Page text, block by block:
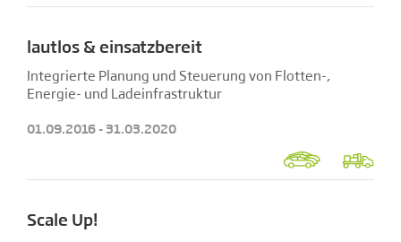
lautlos & einsatzbereit
Integrierte Planung und Steuerung von Flotten-,
Energie- und Ladeinfrastruktur
01.09.2016 - 31.03.2020
Scale Up!